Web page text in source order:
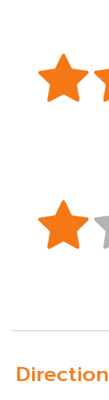
Direction